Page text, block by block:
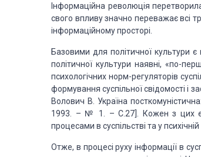
Інформаційна революція
свого впливузначно переважає всі
інформаційному просторі.
Базовими для політичної культури є
політичної культури наявні, «по-
психологічних норм-регуляторів
формування суспільної свідомості і
Волович В. Україна
1993. – № 1. – С.27]. Кожен з цих
процесами в суспільстві та у
Отже, в процесі руху інформації в